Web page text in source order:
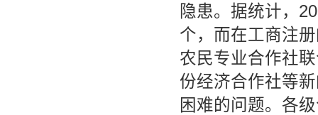
隐患。据统计，
个，而在工商注
农民专业合作社
份经济合作社等
困难的问题。各